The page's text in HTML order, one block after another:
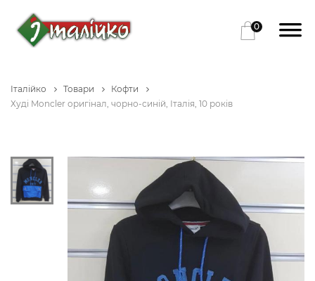
0
Італійко Товари
Кофти
Худі Moncler оригінал, чорно-синій, Італія, 10 років